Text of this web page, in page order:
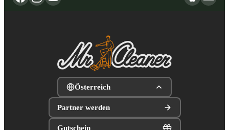
Österreich
Partner werden
Gutschein